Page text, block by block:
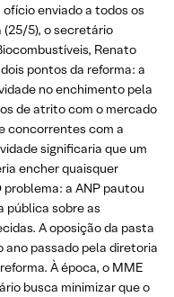
ofício enviado a todos os
(25/5), o secretário
Renato
pontos da reforma: a
no enchimento pela
de atrito com o mercado
concorrentes com a
significaria que um
encher quaisquer
a ANP pautou
pública sobre as
A oposição da pasta
passado pela diretoria
À época, o MME
busca minimizar que o